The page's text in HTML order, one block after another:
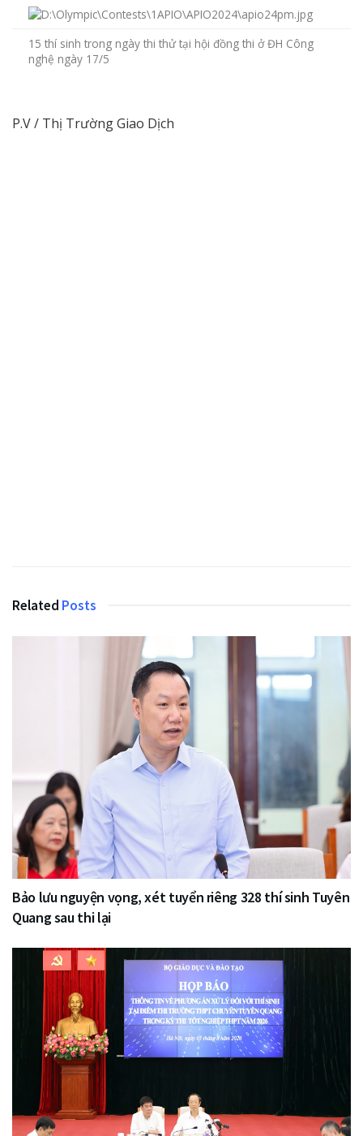
15 thí sinh trong ngày thi thử tại hội đồng thi ở ĐH Công
nghệ ngày 17/5
P.V / Thị Trường Giao Dịch
Related Posts
Bảo lưu nguyện vọng, xét tuyển riêng 328 thí sinh Tuyên
Quang sau thi lại